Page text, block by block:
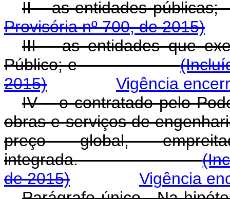
II – as entidades públicas;
Provisória nº 700, de 2015)
III – as entidades que
Público; e
2015)
Vigência
IV – o contratado pelo
obras e serviços de
preço global,
integrada.
de 2015)
Vigência